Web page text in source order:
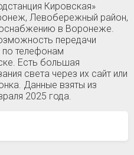
Кировская»
Левобережный район,
в Воронеже.
передачи
по телефонам
Есть большая
света через их сайт или
Данные взяты из
2025 года.